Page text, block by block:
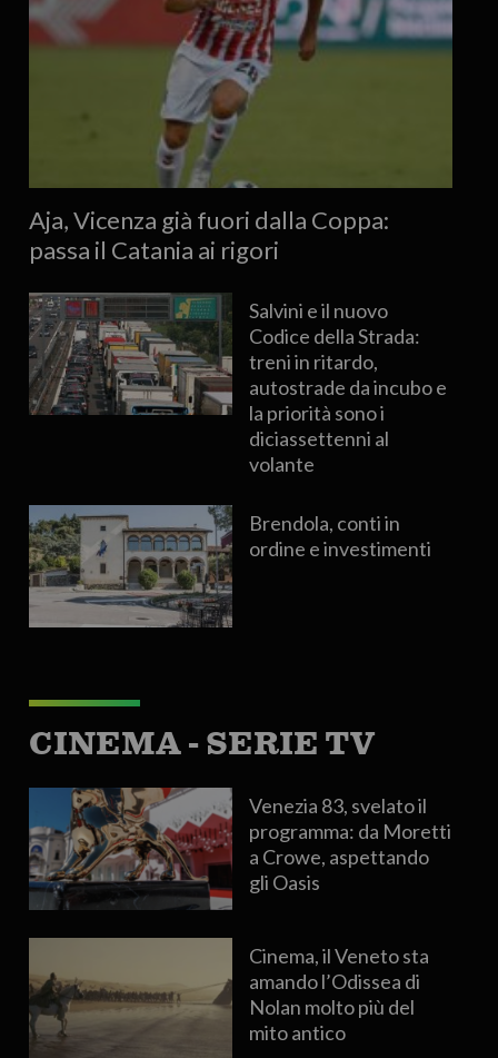
Aja, Vicenza già fuori dalla Coppa:
passa il Catania ai rigori
Salvini e il nuovo
Codice della Strada:
treni in ritardo,
autostrade da incubo e
la priorità sono i
diciassettenni al
volante
Brendola, conti in
ordine e investimenti
CINEMA - SERIE TV
Venezia 83, svelato il
programma: da Moretti
a Crowe, aspettando
gli Oasis
Cinema, il Veneto sta
amando l’Odissea di
Nolan molto più del
mito antico